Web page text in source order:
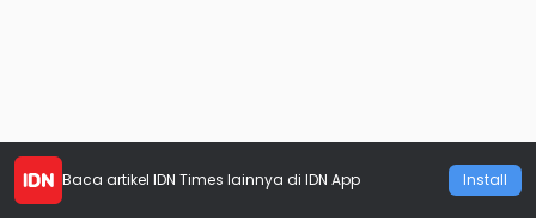
Baca artikel IDN Times lainnya di IDN App Install